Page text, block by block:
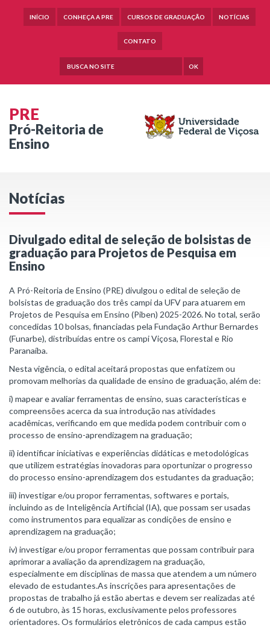
INÍCIO CONHEÇA A PRE CURSOS DE GRADUAÇÃO NOTÍCIAS
CONTATO
OK
PRE
Pró-Reitoria de
Ensino
Notícias
Divulgado edital de seleção de bolsistas de
graduação para Projetos de Pesquisa em
Ensino
A Pró-Reitoria de Ensino (PRE) divulgou o edital de seleção de
bolsistas de graduação dos três campi da UFV para atuarem em
Projetos de Pesquisa em Ensino (Piben) 2025-2026. No total, serão
concedidas 10 bolsas, financiadas pela Fundação Arthur Bernardes
(Funarbe), distribuídas entre os campi Viçosa, Florestal e Rio
Paranaíba.
Nesta vigência, o edital aceitará propostas que enfatizem ou
promovam melhorias da qualidade de ensino de graduação, além de:
i) mapear e avaliar ferramentas de ensino, suas características e
compreensões acerca da sua introdução nas atividades
acadêmicas, verificando em que medida podem contribuir com o
processo de ensino-aprendizagem na graduação;
ii) identificar iniciativas e experiências didáticas e metodológicas
que utilizem estratégias inovadoras para oportunizar o progresso
do processo ensino-aprendizagem dos estudantes da graduação;
iii) investigar e/ou propor ferramentas, softwares e portais,
incluindo as de Inteligência Artificial (IA), que possam ser usadas
como instrumentos para equalizar as condições de ensino e
aprendizagem na graduação;
iv) investigar e/ou propor ferramentas que possam contribuir para
aprimorar a avaliação da aprendizagem na graduação,
especialmente em disciplinas de massa que atendem a um número
elevado de estudantes.As inscrições para apresentações de
propostas de trabalho já estão abertas e devem ser realizadas até
6 de outubro, às 15 horas, exclusivamente pelos professores
orientadores. Os formulários eletrônicos de cada campus estão